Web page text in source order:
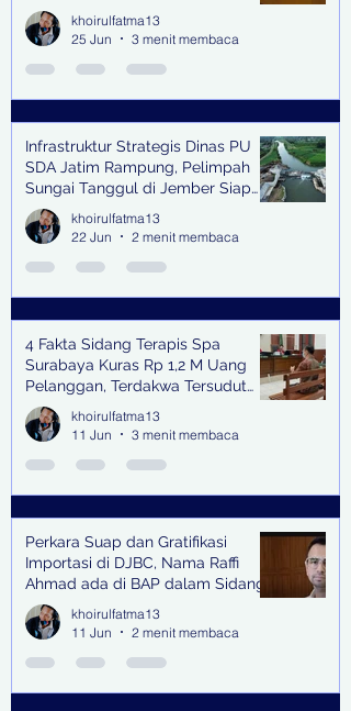
khoirulfatma13
25 Jun
3 menit membaca
Infrastruktur Strategis Dinas PU
SDA Jatim Rampung, Pelimpah
Sungai Tanggul di Jember Siap
Bangkitkan Swasembada Pangan
dan Pengendali Banjir
khoirulfatma13
22 Jun
2 menit membaca
4 Fakta Sidang Terapis Spa
Surabaya Kuras Rp 1,2 M Uang
Pelanggan, Terdakwa Tersudut
oleh Keterangan Saksi Kunci
khoirulfatma13
11 Jun
3 menit membaca
Perkara Suap dan Gratifikasi
Importasi di DJBC, Nama Raffi
Ahmad ada di BAP dalam Sidang
khoirulfatma13
11 Jun
2 menit membaca